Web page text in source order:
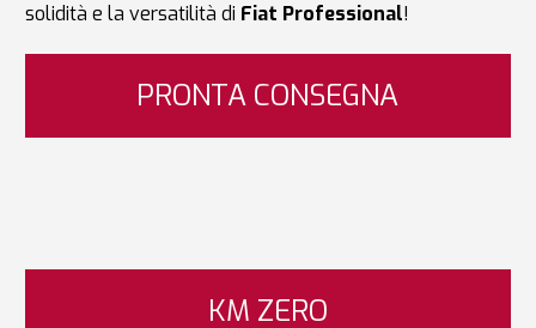
solidità e la versatilità di Fiat Professional!
PRONTA CONSEGNA
KM ZERO